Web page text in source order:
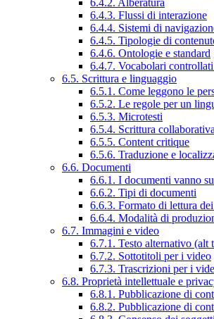
6.4.2. Alberatura
6.4.3. Flussi di interazione
6.4.4. Sistemi di
6.4.5. Tipologie di
6.4.6. Ontologie e standard
6.4.7. Vocabolari
6.5. Scrittura e linguaggio
6.5.1. Come leggono le
6.5.2. Le regole per un
6.5.3. Microtesti
6.5.4. Scrittura collaborativa
6.5.5. Content critique
6.5.6. Traduzione e
6.6. Documenti
6.6.1. I documenti vanno
6.6.2. Tipi di documenti
6.6.3. Formato di lettura
6.6.4. Modalità di
6.7. Immagini e video
6.7.1. Testo alternativo (alt
6.7.2. Sottotitoli per i video
6.7.3. Trascrizioni per i
6.8. Proprietà intellettuale e
6.8.1. Pubblicazione di
6.8.2. Pubblicazione di